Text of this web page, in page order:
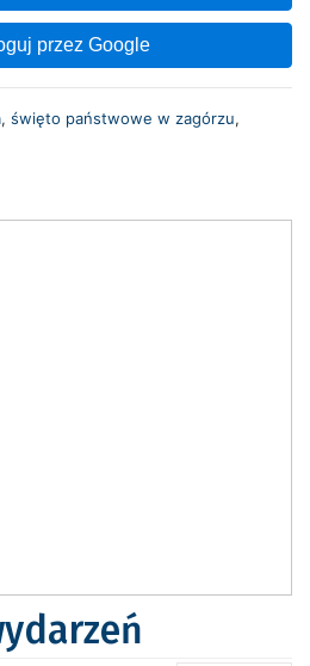
przez Google
, święto państwowe w zagórzu,